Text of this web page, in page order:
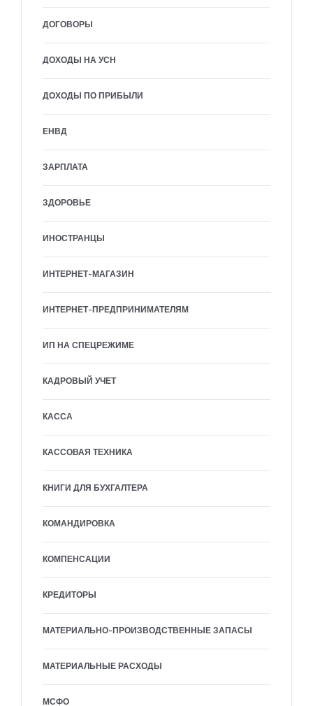
ДОГОВОРЫ
ДОХОДЫ НА УСН
ДОХОДЫ ПО ПРИБЫЛИ
ЕНВД
ЗАРПЛАТА
ЗДОРОВЬЕ
ИНОСТРАНЦЫ
ИНТЕРНЕТ-МАГАЗИН
ИНТЕРНЕТ-ПРЕДПРИНИМАТЕЛЯМ
ИП НА СПЕЦРЕЖИМЕ
КАДРОВЫЙ УЧЕТ
КАССА
КАССОВАЯ ТЕХНИКА
КНИГИ ДЛЯ БУХГАЛТЕРА
КОМАНДИРОВКА
КОМПЕНСАЦИИ
КРЕДИТОРЫ
МАТЕРИАЛЬНО-ПРОИЗВОДСТВЕННЫЕ ЗАПАСЫ
МАТЕРИАЛЬНЫЕ РАСХОДЫ
МСФО